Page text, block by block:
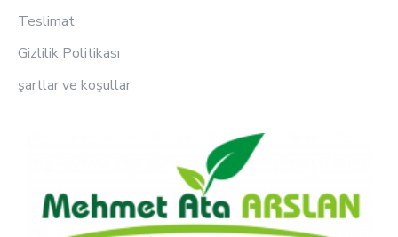
Teslimat
Gizlilik Politikası
şartlar ve koşullar